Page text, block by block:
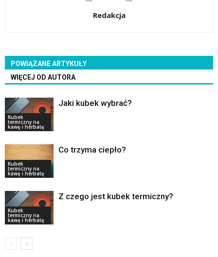
Redakcja
POWIĄZANE ARTYKUŁY
WIĘCEJ OD AUTORA
Kubek
termiczny na
kawę i herbatę
Jaki kubek wybrać?
Kubek
termiczny na
kawę i herbatę
Co trzyma ciepło?
Kubek
termiczny na
kawę i herbatę
Z czego jest kubek termiczny?